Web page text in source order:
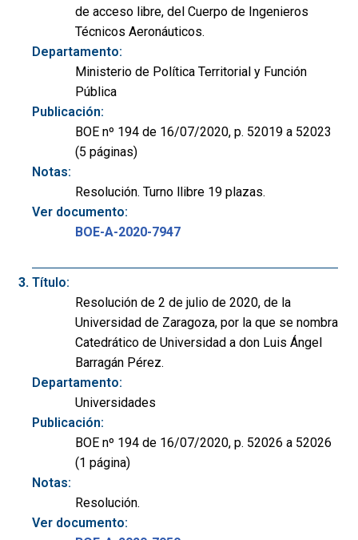
de acceso libre, del Cuerpo de Ingenieros
Técnicos Aeronáuticos.
Departamento:
Ministerio de Política Territorial y Función
Pública
Publicación:
BOE nº 194 de 16/07/2020, p. 52019 a 52023
(5 páginas)
Notas:
Resolución. Turno llibre 19 plazas.
Ver documento:
BOE-A-2020-7947
Título:
Resolución de 2 de julio de 2020, de la
Universidad de Zaragoza, por la que se nombra
Catedrático de Universidad a don Luis Ángel
Barragán Pérez.
Departamento:
Universidades
Publicación:
BOE nº 194 de 16/07/2020, p. 52026 a 52026
(1 página)
Notas:
Resolución.
Ver documento: